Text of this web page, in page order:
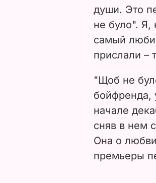
души. Это
не було".
самый
прислали –
"Щоб не
бойфренда,
начале
сняв в нем
Она о
премьеры